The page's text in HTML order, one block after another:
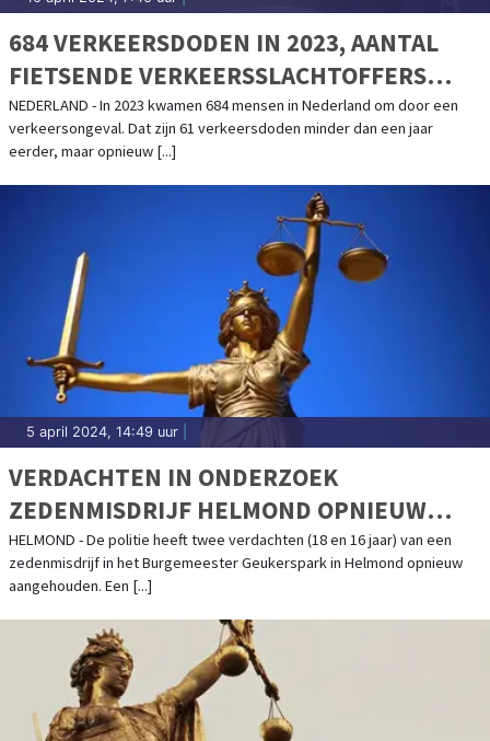
684 VERKEERSDODEN IN 2023, AANTAL
FIETSENDE VERKEERSSLACHTOFFERS
TOEGENOMEN
NEDERLAND - In 2023 kwamen 684 mensen in Nederland om door een
verkeersongeval. Dat zijn 61 verkeersdoden minder dan een jaar
eerder, maar opnieuw [...]
5 april 2024, 14:49 uur
VERDACHTEN IN ONDERZOEK
ZEDENMISDRIJF HELMOND OPNIEUW
AANGEHOUDEN
HELMOND - De politie heeft twee verdachten (18 en 16 jaar) van een
zedenmisdrijf in het Burgemeester Geukerspark in Helmond opnieuw
aangehouden. Een [...]